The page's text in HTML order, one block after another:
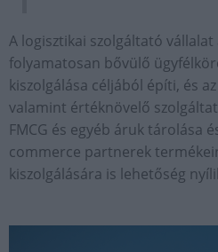
A logisztikai szolgáltató
folyamatosan bővülő
kiszolgálása céljából építi, és
valamint értéknövelő
FMCG és egyéb áruk tárolása
commerce partnerek
kiszolgálására is lehetőség